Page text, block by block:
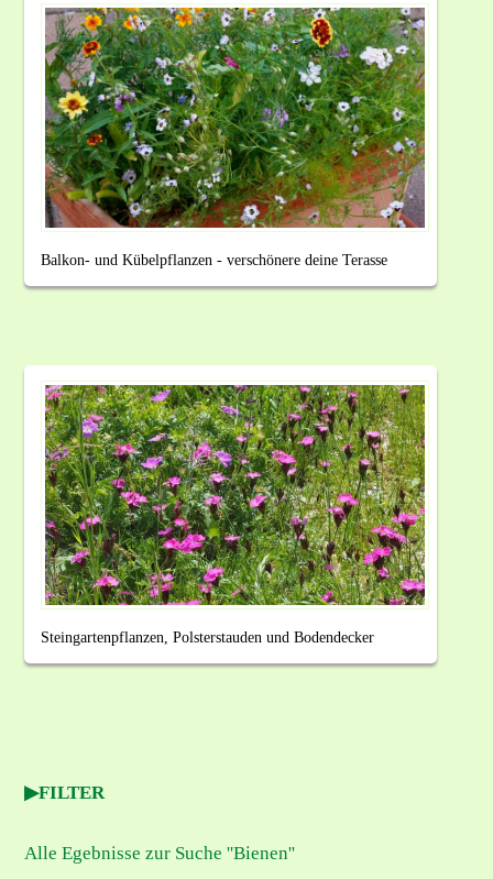
Balkon- und Kübelpflanzen - verschönere deine Terasse
Steingartenpflanzen, Polsterstauden und Bodendecker
FILTER
Alle Egebnisse zur Suche ''Bienen''